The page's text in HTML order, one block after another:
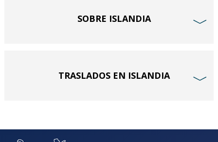
SOBRE ISLANDIA ﹀
TRASLADOS EN ISLANDIA ﹀